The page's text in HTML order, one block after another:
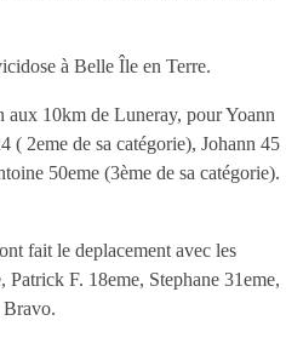
à Belle Île en Terre.
aux 10km de Luneray, pour Yoann
( 2eme de sa catégorie), Johann 45
50eme (3ème de sa catégorie).
fait le deplacement avec les
F. 18eme, Stephane 31eme,
Bravo.